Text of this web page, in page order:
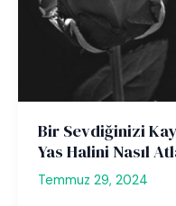
Bir Sevdiğinizi
Yas Halini Nasıl
Temmuz 29, 2024